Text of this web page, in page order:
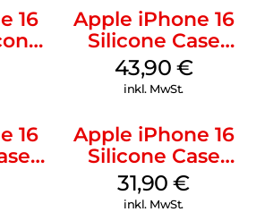
16
Apple iPhone 16
Silicone Case
MagSafe Plum
43,90 €
inkl. MwSt.
16
Apple iPhone 16
Silicone Case
MagSafe Fuchsia
31,90€
inkl. MwSt.